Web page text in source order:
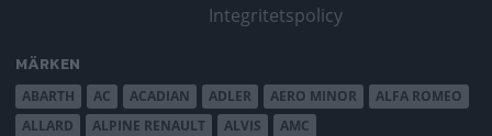
Integritetspolicy
MÄRKEN
ABARTH AC ACADIAN ADLER AERO MINOR
ALFA ROMEO
ALLARD
ALPINE RENAULT ALVIS
AMC